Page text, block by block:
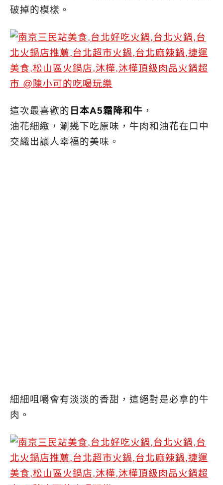
破掉的模樣。
這次最喜歡的 日本A5霜降和牛 ，
油花細緻，涮幾下吃原味，牛肉和油花在口中
交織出讓人幸福的美味。
細細咀嚼會有淡淡的香甜，這絕對是必拿的牛
肉。